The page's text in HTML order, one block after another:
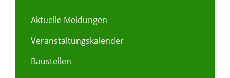
Aktuelle Meldungen
Veranstaltungskalender
Baustellen